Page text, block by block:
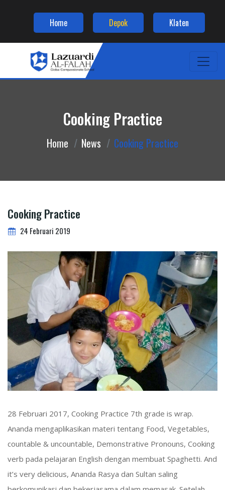
Home Depok Klaten
Cooking Practice
Home News Cooking Practice
Cooking Practice
24 Februari 2019
28 Februari 2017, Cooking Practice 7th grade is wrap.
Ananda mengaplikasikan materi tentang Food, Vegetables,
countable & uncountable, Demonstrative Pronouns, Cooking
verb pada pelajaran English dengan membuat Spaghetti. And
it’s very delicious, Ananda Rasya dan Sultan saling